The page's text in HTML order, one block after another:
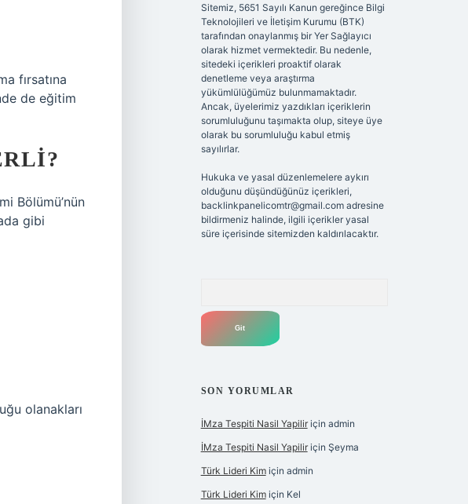
fırsatına
de eğitim
Bölümü’nün
gibi
olanakları
Sitemiz, 5651 Sayılı Kanun gereğince Bilgi
Teknolojileri ve İletişim Kurumu (BTK)
tarafından onaylanmış bir Yer Sağlayıcı
olarak hizmet vermektedir. Bu nedenle,
sitedeki içerikleri proaktif olarak
denetleme veya araştırma
yükümlülüğümüz bulunmamaktadır.
Ancak, üyelerimiz yazdıkları içeriklerin
sorumluluğunu taşımakta olup, siteye üye
olarak bu sorumluluğu kabul etmiş
sayılırlar.
Hukuka ve yasal düzenlemelere aykırı
olduğunu düşündüğünüz içerikleri,
backlinkpanelicomtr@gmail.comadresine
bildirmeniz halinde, ilgili içerikler yasal
süre içerisinde sitemizden kaldırılacaktır.
SON YORUMLAR
İMza Tespiti Nasil Yapiliriçin admin
İMza Tespiti Nasil Yapiliriçin Şeyma
Türk Lideri Kimiçin admin
Türk Lideri Kimiçin Kel